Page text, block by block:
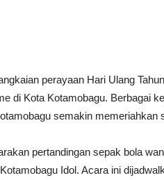
perayaan Hari Ulang
di Kota Kotamobagu. Berbagai
semakin memeriahkan
pertandingan sepak bola
Idol. Acara ini